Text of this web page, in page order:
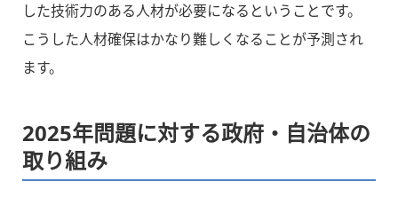
した技術力のある人材が必要になるということです。
こうした人材確保はかなり難しくなることが予測され
ます。
2025年問題に対する政府・自治体の
取り組み